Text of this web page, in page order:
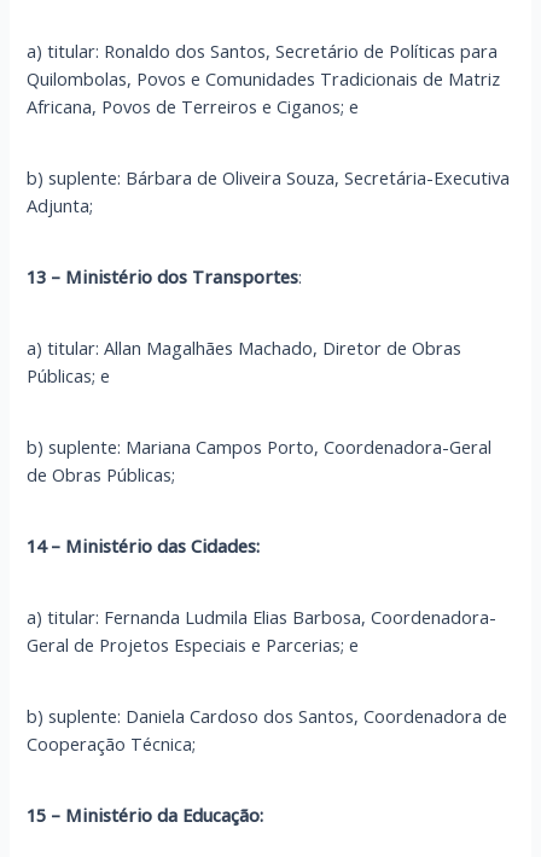
a) titular: Ronaldo dos Santos, Secretário de Políticas para
Quilombolas, Povos e Comunidades Tradicionais de Matriz
Africana, Povos de Terreiros e Ciganos; e
b) suplente: Bárbara de Oliveira Souza, Secretária-Executiva
Adjunta;
13 – Ministério dos Transportes:
a) titular: Allan Magalhães Machado, Diretor de Obras
Públicas; e
b) suplente: Mariana Campos Porto, Coordenadora-Geral
de Obras Públicas;
14 – Ministério das Cidades:
a) titular: Fernanda Ludmila Elias Barbosa, Coordenadora-
Geral de Projetos Especiais e Parcerias; e
b) suplente: Daniela Cardoso dos Santos, Coordenadora de
Cooperação Técnica;
15 – Ministério da Educação: